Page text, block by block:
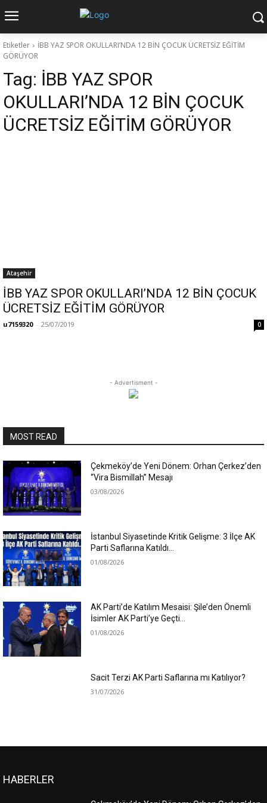
Etiketler
İBB YAZ SPOR OKULLARI’NDA 12 BİN ÇOCUK ÜCRETSİZ EĞİTİM
GÖRÜYOR
Tag: İBB YAZ SPOR
OKULLARI’NDA 12 BİN ÇOCUK
ÜCRETSİZ EĞİTİM GÖRÜYOR
Ataşehir
İBB YAZ SPOR OKULLARI’NDA 12 BİN ÇOCUK
ÜCRETSİZ EĞİTİM GÖRÜYOR
u7159320 - 25/07/2019 0
- Advertisment -
MOST READ
Çekmeköy’de Yeni Dönem: Orhan Çerkez’den
“Vira Bismillah” Mesajı
03/08/2026
İstanbul Siyasetinde Kritik Gelişme: 3 İlçe AK
Parti Saflarına Katıldı…
01/08/2026
AK Parti’de Katılım Mesaisi: Şile’den Önemli
İsimler AK Parti’ye Geçti…
01/08/2026
Sacit Terzi AK Parti Saflarına mı Katılıyor?
31/07/2026
HABERLER